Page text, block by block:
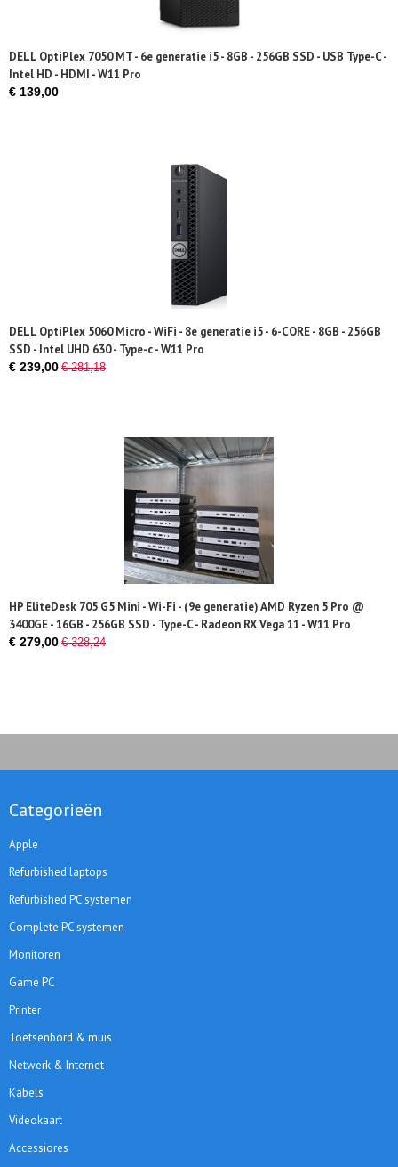
DELL OptiPlex 7050 MT - 6e generatie i5 - 8GB - 256GB SSD - USB Type-C -
Intel HD - HDMI - W11 Pro
€ 139,00
DELL OptiPlex 5060 Micro - WiFi - 8e generatie i5 - 6-CORE - 8GB - 256GB
SSD - Intel UHD 630 - Type-c - W11 Pro
€ 239,00 € 281,18
HP EliteDesk 705 G5 Mini - Wi-Fi - (9e generatie) AMD Ryzen 5 Pro @
3400GE - 16GB - 256GB SSD - Type-C - Radeon RX Vega 11 - W11 Pro
€ 279,00 € 328,24
Categorieën
Apple
Refurbished laptops
Refurbished PC systemen
Complete PC systemen
Monitoren
Game PC
Printer
Toetsenbord & muis
Netwerk & Internet
Kabels
Videokaart
Accessiores